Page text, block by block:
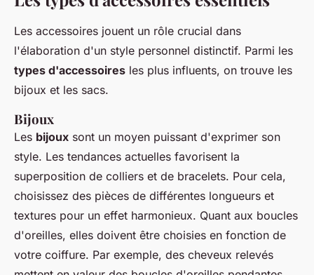
Les accessoires jouent un rôle crucial dans
l'élaboration d'un style personnel distinctif. Parmi les
types d'accessoires les plus influents, on trouve les
bijoux et les sacs.
Bijoux
Les bijoux sont un moyen puissant d'exprimer son
style. Les tendances actuelles favorisent la
superposition de colliers et de bracelets. Pour cela,
choisissez des pièces de différentes longueurs et
textures pour un effet harmonieux. Quant aux boucles
d'oreilles, elles doivent être choisies en fonction de
votre coiffure. Par exemple, des cheveux relevés